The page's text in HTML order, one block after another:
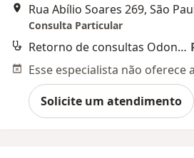
Rua Abílio Soares 269, São
Consulta Particular
Retorno de consultas Odontologia
Solicite um atendimento